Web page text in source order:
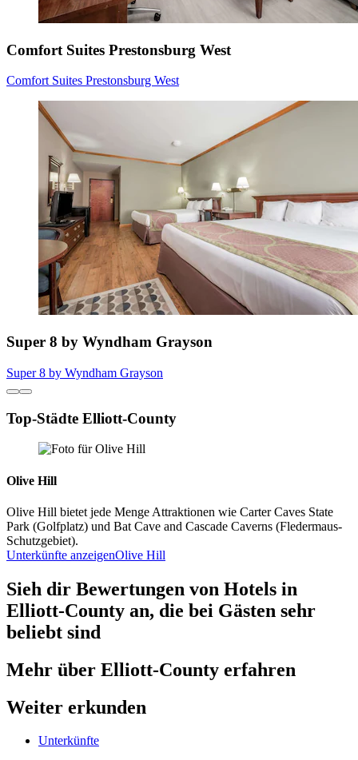
Comfort Suites Prestonsburg West
Comfort Suites Prestonsburg West
Super 8 by Wyndham Grayson
Super 8 by Wyndham Grayson
Top-Städte Elliott-County
Olive Hill
Olive Hill bietet jede Menge Attraktionen wie Carter Caves State
Park (Golfplatz) und Bat Cave and Cascade Caverns (Fledermaus-
Schutzgebiet).
Unterkünfte anzeigenOlive Hill
Sieh dir Bewertungen von Hotels in
Elliott-County an, die bei Gästen sehr
beliebt sind
Mehr über Elliott-County erfahren
Weiter erkunden
Unterkünfte